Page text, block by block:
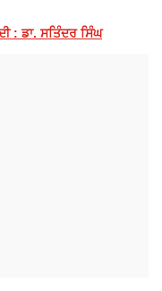
: ਡਾ. ਸਤਿੰਦਰ ਸਿੰਘ